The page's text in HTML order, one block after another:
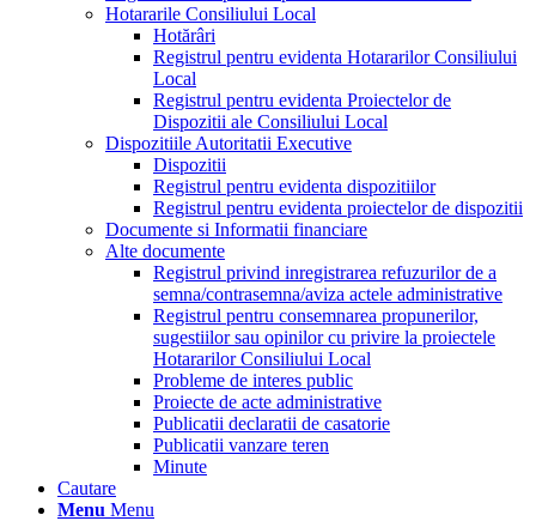
Hotararile Consiliului Local
Hotărâri
Registrul pentru evidenta Hotararilor Consiliului
Local
Registrul pentru evidenta Proiectelor de
Dispozitii ale Consiliului Local
Dispozitiile Autoritatii Executive
Dispozitii
Registrul pentru evidenta dispozitiilor
Registrul pentru evidenta proiectelor de dispozitii
Documente si Informatii financiare
Alte documente
Registrul privind inregistrarea refuzurilor de a
semna/contrasemna/aviza actele administrative
Registrul pentru consemnarea propunerilor,
sugestiilor sau opinilor cu privire la proiectele
Hotararilor Consiliului Local
Probleme de interes public
Proiecte de acte administrative
Publicatii declaratii de casatorie
Publicatii vanzare teren
Minute
Cautare
Menu Menu